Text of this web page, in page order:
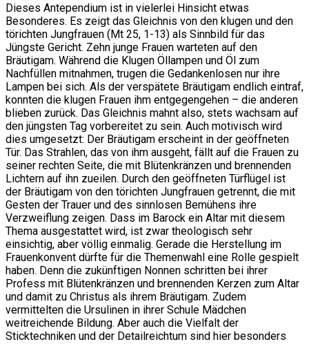
Dieses Antependium ist in vielerlei Hinsicht etwas
Besonderes. Es zeigt das Gleichnis von den klugen und den
törichten Jungfrauen (Mt 25, 1-13) als Sinnbild für das
Jüngste Gericht. Zehn junge Frauen warteten auf den
Bräutigam. Während die Klugen Öllampen und Öl zum
Nachfüllen mitnahmen, trugen die Gedankenlosen nur ihre
Lampen bei sich. Als der verspätete Bräutigam endlich eintraf,
konnten die klugen Frauen ihm entgegengehen – die anderen
blieben zurück. Das Gleichnis mahnt also, stets wachsam auf
den jüngsten Tag vorbereitet zu sein. Auch motivisch wird
dies umgesetzt: Der Bräutigam erscheint in der geöffneten
Tür. Das Strahlen, das von ihm ausgeht, fällt auf die Frauen zu
seiner rechten Seite, die mit Blütenkränzen und brennenden
Lichtern auf ihn zueilen. Durch den geöffneten Türflügel ist
der Bräutigam von den törichten Jungfrauen getrennt, die mit
Gesten der Trauer und des sinnlosen Bemühens ihre
Verzweiflung zeigen. Dass im Barock ein Altar mit diesem
Thema ausgestattet wird, ist zwar theologisch sehr
einsichtig, aber völlig einmalig. Gerade die Herstellung im
Frauenkonvent dürfte für die Themenwahl eine Rolle gespielt
haben. Denn die zukünftigen Nonnen schritten bei ihrer
Profess mit Blütenkränzen und brennenden Kerzen zum Altar
und damit zu Christus als ihrem Bräutigam. Zudem
vermittelten die Ursulinen in ihrer Schule Mädchen
weitreichende Bildung. Aber auch die Vielfalt der
Sticktechniken und der Detailreichtum sind hier besonders